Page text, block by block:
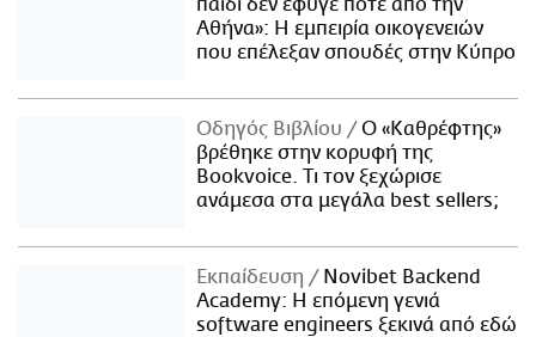
παιδί δεν έφυγε ποτέ από την
Αθήνα»: Η εμπειρία οικογενειών
που επέλεξαν σπουδές στην Κύπρο
Οδηγός Βιβλίου
Ο «Καθρέφτης»
βρέθηκε στην κορυφή της
Bookvoice. Τι τον ξεχώρισε
ανάμεσα στα μεγάλα best sellers;
Εκπαίδευση
Novibet Backend
Academy: Η επόμενη γενιά
software engineers ξεκινά από εδώ